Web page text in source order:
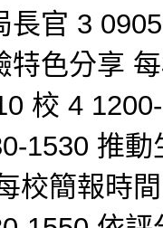
長官 3
特色分享
校 4
1530 推
校簡報時